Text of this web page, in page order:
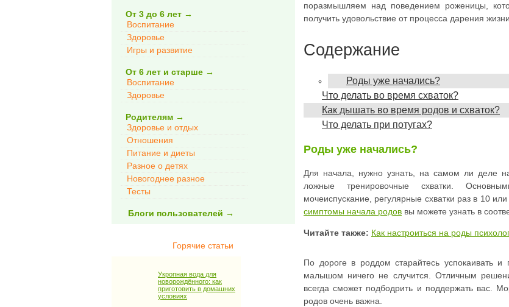
От 3 до 6 лет →
Воспитание
Здоровье
Игры и развитие
От 6 лет и старше →
Воспитание
Здоровье
Родителям →
Здоровье и отдых
Отношения
Питание и диеты
Разное о детях
Новогоднее разное
Тесты
Блоги пользователей →
Горячие статьи
Укропная вода для
новорождённого: как
приготовить в домашних
условиях
поразмышляем над поведением роженицы,
получить удовольствие от процесса дарения
Содержание
Роды уже начались?
Что делать во время схваток?
Как дышать во время родов и схваток?
Что делать при потугах?
Роды уже начались?
Для начала, нужно узнать, на самом ли деле
ложные тренировочные схватки.
мочеиспускание, регулярные схватки раз в 10
симптомы начала родов вы можете узнать в
Читайте также: Как настроиться на роды
По дороге в роддом старайтесь успокаивать
малышом ничего не случится. Отличным
всегда сможет подбодрить и поддержать вас.
родов очень важна.